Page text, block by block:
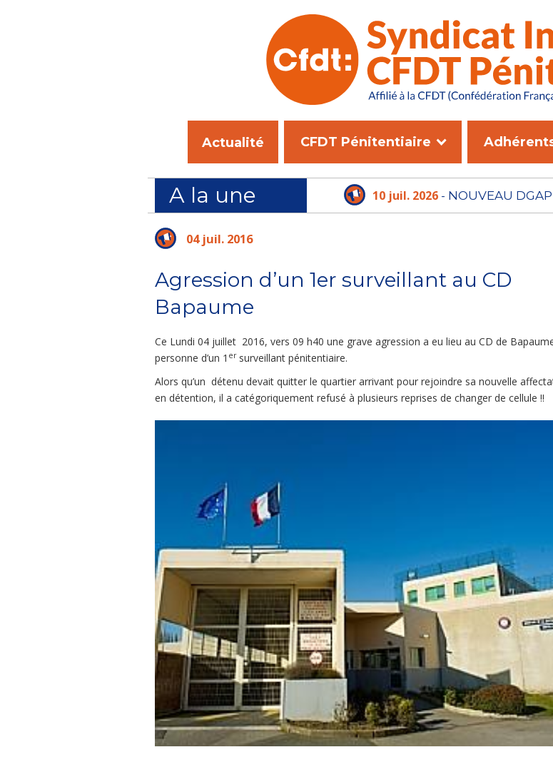
Actualité CFDT Pénitentiaire
A la une 10 juil. 2026- NOUVEAU DGAP :
PLUS LE TEMPS D'ATTENDRE
04 juil. 2016
Agression d’un 1er surveillant au CD
Bapaume
Ce Lundi 04 juillet 2016, vers 09 h40 une grave agression a eu lieu au CD de
personne d’un 1 ersurveillant pénitentiaire.
Alors qu’un détenu devait quitter le quartier arrivant pour rejoindre sa nouvelle
en détention, il a catégoriquement refusé à plusieurs reprises de changer de cellule !!